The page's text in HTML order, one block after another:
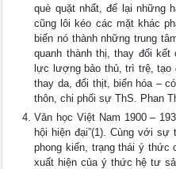
què quặt nhất, để lại những
cũng lôi kéo các mặt khác
biến nó thành những trung
quanh thành thị, thay đổi
lực lượng bảo thủ, trì trệ, tạo
thay da, đổi thịt, biến hóa –
thôn, chi phối sự ThS. Phan
Văn học Việt Nam 1900 –
hội hiện đại”(1). Cùng với
phong kiến, trạng thái ý thức
xuất hiện của ý thức hệ tư